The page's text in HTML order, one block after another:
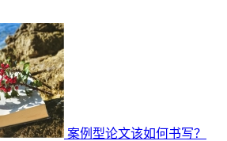
案例型论文该如何书写？